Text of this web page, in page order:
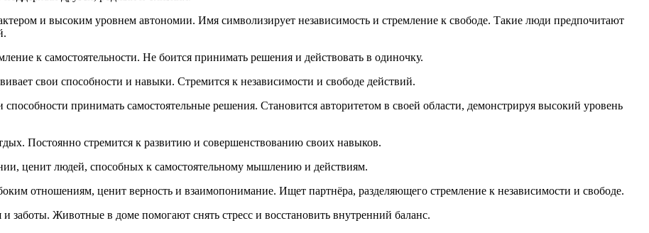
и высоким уровнем автономии. Имя символизирует независимость и стремление к свободе. Такие люди предпочитают
к самостоятельности. Не боится принимать решения и действовать в одиночку.
свои способности и навыки. Стремится к независимости и свободе действий.
способности принимать самостоятельные решения. Становится авторитетом в своей области, демонстрируя высокий уровень
Постоянно стремится к развитию и совершенствованию своих навыков.
ценит людей, способных к самостоятельному мышлению и действиям.
отношениям, ценит верность и взаимопонимание. Ищет партнёра, разделяющего стремление к независимости и свободе.
заботы. Животные в доме помогают снять стресс и восстановить внутренний баланс.